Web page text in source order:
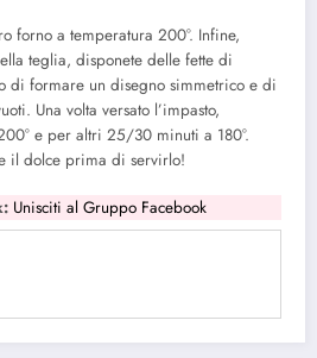
forno a temperatura 200°. Infine,
teglia, disponete delle fette di
di formare un disegno simmetrico e di
Una volta versato l’impasto,
e per altri 25/30 minuti a 180°.
il dolce prima di servirlo!
Unisciti al Gruppo Facebook